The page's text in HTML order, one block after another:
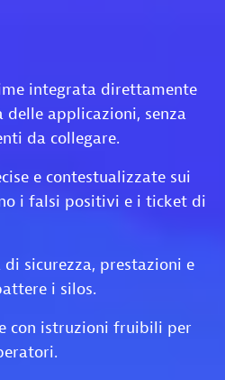
integrata direttamente
applicazioni, senza
da collegare.
e contestualizzate sui
i falsi positivi e i ticket di
sicurezza, prestazioni e
i silos.
con istruzioni fruibili per